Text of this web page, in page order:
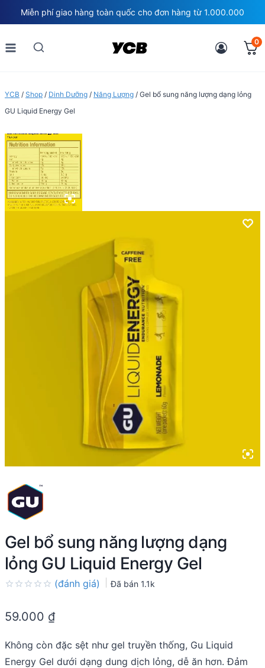
to
content
Miễn phí giao hàng toàn quốc cho đơn hàng từ 1.000.000
0
YCB / Shop / Dinh Dưỡng / Năng Lượng / Gel bổ sung năng lượng dạng lỏng
GU Liquid Energy Gel
Gel bổ sung năng lượng dạng
lỏng GU Liquid Energy Gel
out
(đánh giá) Đã bán 1.1k
59.000 ₫
Không còn đặc sệt như gel truyền thống, Gu Liquid
Energy Gel dưới dạng dung dịch lỏng, dễ ăn hơn. Đảm